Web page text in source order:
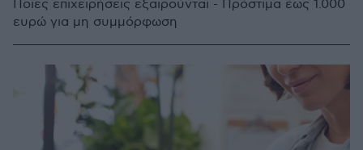
Ποιες επιχειρήσεις εξαιρούνται - Πρόστιμα έως 1.000
ευρώ για μη συμμόρφωση